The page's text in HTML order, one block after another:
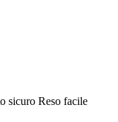
sicuro Reso facile